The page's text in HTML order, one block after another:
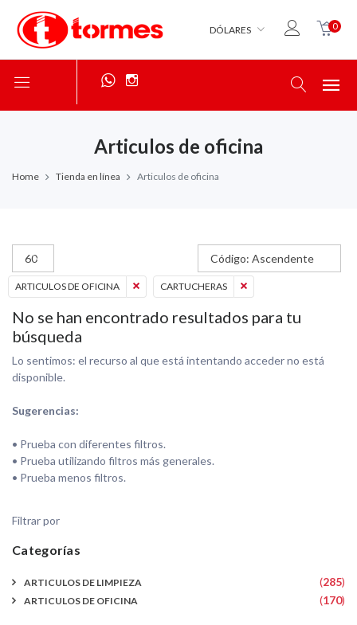
DÓLARES 0
Articulos de oficina
Home Tienda en línea Articulos de oficina
ARTICULOS DE OFICINA CARTUCHERAS
No se han encontrado resultados para tu
búsqueda
Lo sentimos: el recurso al que está intentando acceder no está
disponible.
Sugerencias:
• Prueba con diferentes filtros.
• Prueba utilizando filtros más generales.
• Prueba menos filtros.
Filtrar por
Categorías
ARTICULOS DE LIMPIEZA (285)
ARTICULOS DE OFICINA (170)